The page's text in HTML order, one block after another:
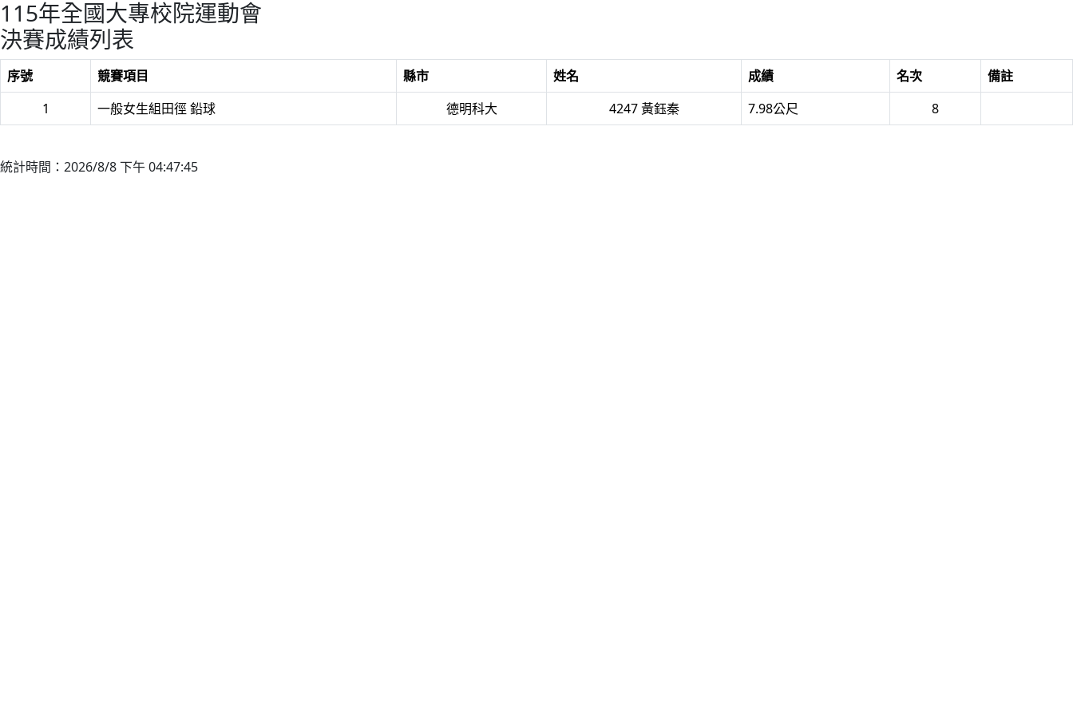
115年全國大專校院運動會
決賽成績列表
序號 競賽項目 縣市 姓名 成績 名次
備註
1
一般女生組田徑 鉛球 德明科大 4247 黃鈺秦 7.98公尺 8
統計時間：2026/8/8 下午 04:47:45